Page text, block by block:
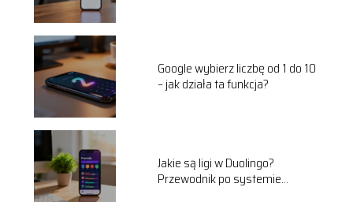
Google wybierz liczbę od 1 do 10
– jak działa ta funkcja?
Jakie są ligi w Duolingo?
Przewodnik po systemie